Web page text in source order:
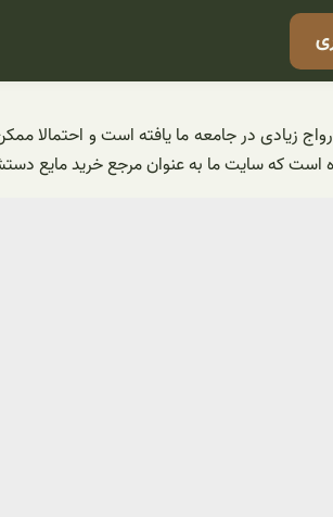
زیادی در جامعه ما یافته است و احتمالا
که سایت ما به عنوان مرجع خرید مایع